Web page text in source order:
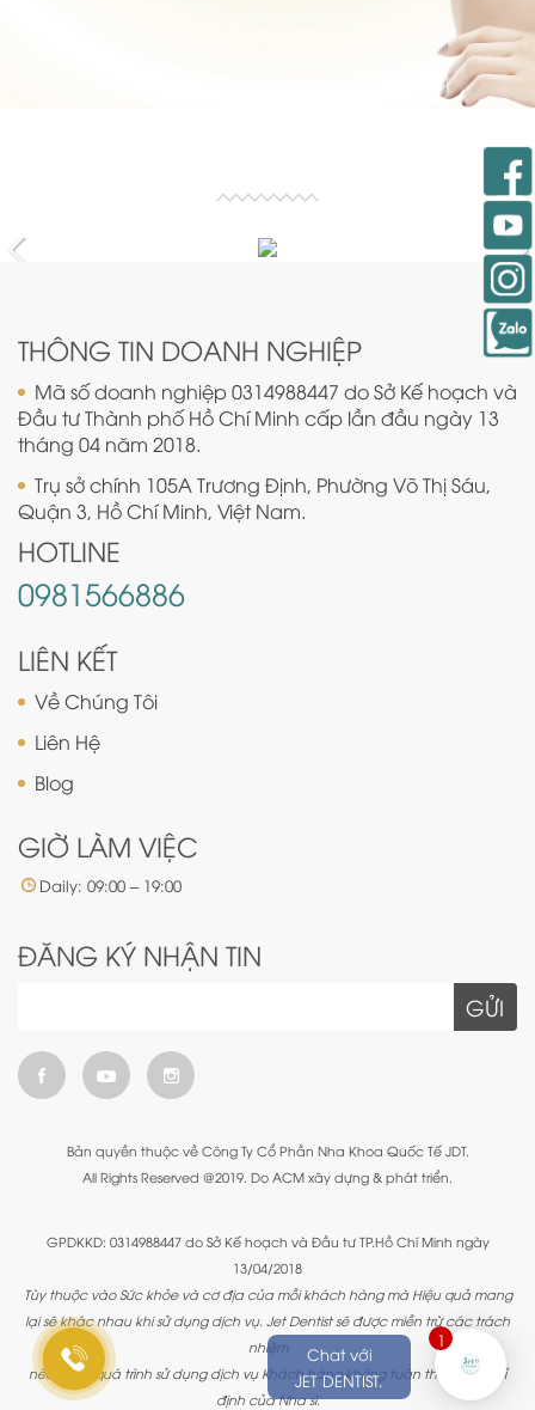
1
Chat với
JET DENTIST.
THÔNG TIN DOANH NGHIỆP
Mã số doanh nghiệp 0314988447 do Sở Kế hoạch và
Đầu tư Thành phố Hồ Chí Minh cấp lần đầu ngày 13
tháng 04 năm 2018.
Trụ sở chính 105A Trương Định, Phường Võ Thị Sáu,
Quận 3, Hồ Chí Minh, Việt Nam.
HOTLINE
0981566886
LIÊN KẾT
Về Chúng Tôi
Liên Hệ
Blog
GIỜ LÀM VIỆC
Daily: 09:00 – 19:00
ĐĂNG KÝ NHẬN TIN
GỬI
Bản quyền thuộc về Công Ty Cổ Phần Nha Khoa Quốc Tế JDT.
All Rights Reserved @2019. Do ACM xây dựng & phát triển.
GPDKKD: 0314988447 do Sở Kế hoạch và Đầu tư TP.Hồ Chí Minh ngày
13/04/2018
Tùy thuộc vào Sức khỏe và cơ địa của mỗi khách hàng mà Hiệu quả mang
lại sẽ khác nhau khi sử dụng dịch vụ. Jet Dentist sẽ được miễn trừ các trách
nhiệm
nếu trong quá trình sử dụng dịch vụ Khách hàng không tuân theo các chỉ
định của Nha sĩ.